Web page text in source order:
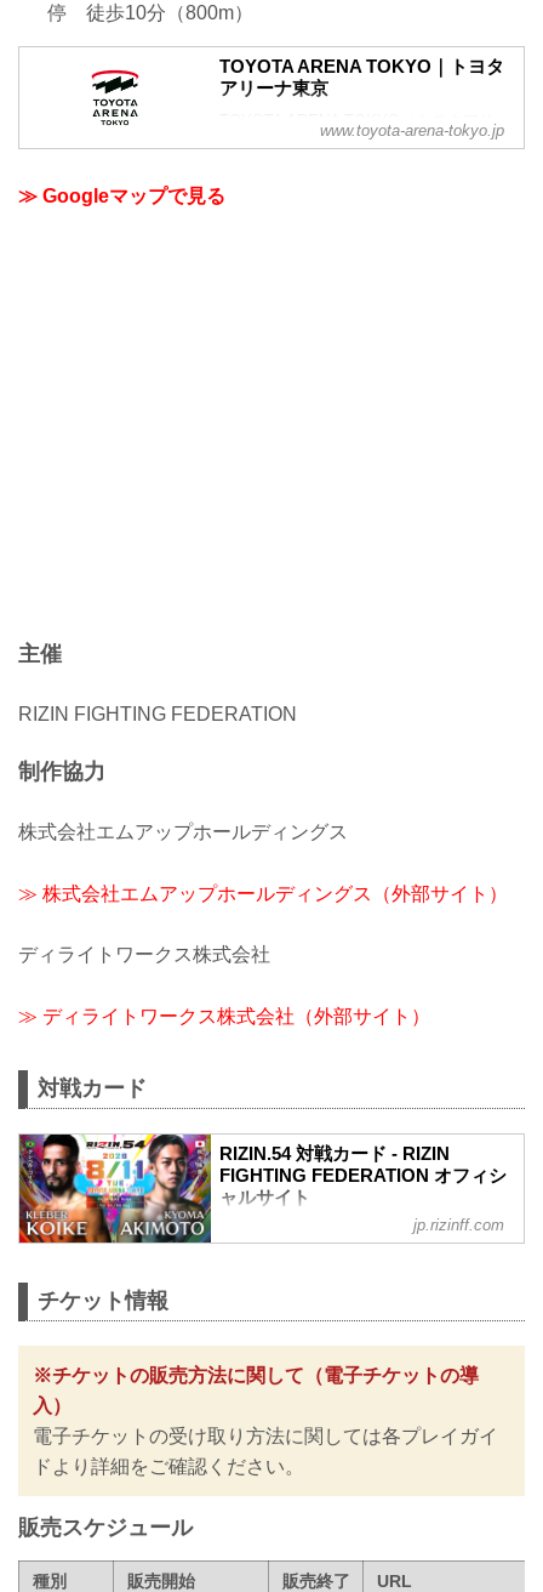
停 徒歩10分（800m）
TOYOTA ARENA TOKYO｜トヨタ
アリーナ東京
TOYOTA ARENA TOKYO（トヨタアリー
ナ東京）は「可能性にかけていこう」と
リティ、サスティナビリティ領域を中心
www.toyota-arena-tokyo.jp
≫ Googleマップで見る
主催
RIZIN FIGHTING FEDERATION
制作協力
株式会社エムアップホールディングス
≫ 株式会社エムアップホールディングス（外部サイト）
ディライトワークス株式会社
≫ ディライトワークス株式会社（外部サイト）
対戦カード
RIZIN.54 対戦カード - RIZIN
FIGHTING FEDERATION オフィシ
ャルサイト
クレベル・コイケ vs. 秋元強真
RIZIN MMAルール：5分3R（49.0kg）
ケイト・ロータス vs. NOEL
※その他のカードは決定次第RIZIN FFオ
フィシャルサイトにてご案内します。
RIZIN.54 大会情報／チケット - RIZIN
FIGHTING FEDERATION オフィシャル
jp.rizinff.com
チケット情報
※チケットの販売方法に関して（電子チケットの導
入）
電子チケットの受け取り方法に関しては各プレイガイ
ドより詳細をご確認ください。
販売スケジュール
種別 販売開始 販売終了 URL